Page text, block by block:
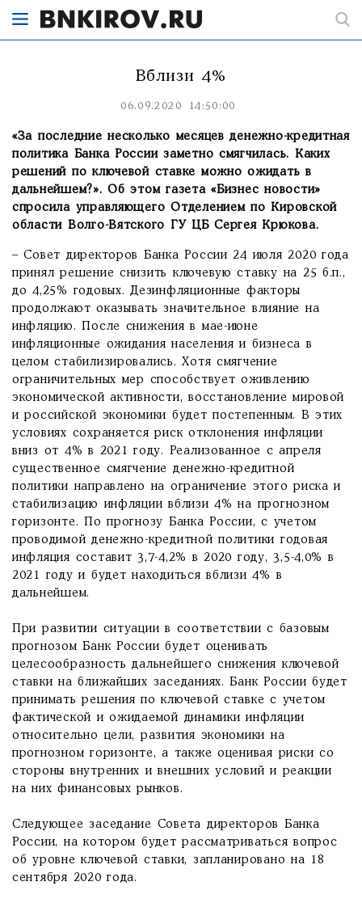
Вблизи 4%
06.09.2020 14:50:00
«За последние несколько месяцев денежно-кредитная
политика Банка России заметно смягчилась. Каких
решений по ключевой ставке можно ожидать в
дальнейшем?». Об этом газета «Бизнес новости»
спросила управляющего Отделением по Кировской
области Волго-Вятского ГУ ЦБ Сергея Крюкова.
– Совет директоров Банка России 24 июля 2020 года
принял решение снизить ключевую ставку на 25 б.п.,
до 4,25% годовых. Дезинфляционные факторы
продолжают оказывать значительное влияние на
инфляцию. После снижения в мае-июне
инфляционные ожидания населения и бизнеса в
целом стабилизировались. Хотя смягчение
ограничительных мер способствует оживлению
экономической активности, восстановление мировой
и российской экономики будет постепенным. В этих
условиях сохраняется риск отклонения инфляции
вниз от 4% в 2021 году. Реализованное с апреля
существенное смягчение денежно-кредитной
политики направлено на ограничение этого риска и
стабилизацию инфляции вблизи 4% на прогнозном
горизонте. По прогнозу Банка России, с учетом
проводимой денежно-кредитной политики годовая
инфляция составит 3,7-4,2% в 2020 году, 3,5-4,0% в
2021 году и будет находиться вблизи 4% в
дальнейшем.
При развитии ситуации в соответствии с базовым
прогнозом Банк России будет оценивать
целесообразность дальнейшего снижения ключевой
ставки на ближайших заседаниях. Банк России будет
принимать решения по ключевой ставке с учетом
фактической и ожидаемой динамики инфляции
относительно цели, развития экономики на
прогнозном горизонте, а также оценивая риски со
стороны внутренних и внешних условий и реакции
на них финансовых рынков.
Следующее заседание Совета директоров Банка
России, на котором будет рассматриваться вопрос
об уровне ключевой ставки, запланировано на 18
сентября 2020 года.